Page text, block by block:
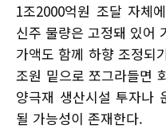
1조2000억원 조달 자체
신주 물량은 고정돼 있어
가액도 함께 하향 조정되
조원 밑으로 쪼그라들면
양극재 생산시설 투자나
될 가능성이 존재한다.